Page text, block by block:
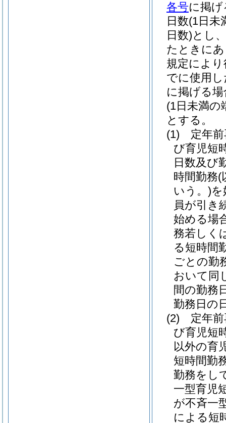
各号に掲
日数(1日未
日数)とし
たときに
規定によ
でに使用
に掲げる
(1日未満の
とする。
(1)
定年
び育児短
日数及び
時間勤務(
いう。)を
員が引き
始める場
務若しく
る短時間
ごとの勤
おいて同
間の勤務
勤務日の
(2)
定年
び育児短
以外の育
短時間勤
勤務をし
一型育児
が不斉一
による短